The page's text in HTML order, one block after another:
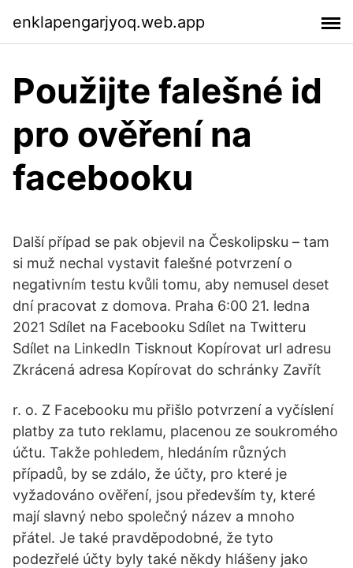
enklapengarjyoq.web.app
Použijte falešné id
pro ověření na
facebooku
Další případ se pak objevil na Českolipsku – tam
si muž nechal vystavit falešné potvrzení o
negativním testu kvůli tomu, aby nemusel deset
dní pracovat z domova. Praha 6:00 21. ledna
2021 Sdílet na Facebooku Sdílet na Twitteru
Sdílet na LinkedIn Tisknout Kopírovat url adresu
Zkrácená adresa Kopírovat do schránky Zavřít
r. o. Z Facebooku mu přišlo potvrzení a vyčíslení
platby za tuto reklamu, placenou ze soukromého
účtu. Takže pohledem, hledáním různých
případů, by se zdálo, že účty, pro které je
vyžadováno ověření, jsou především ty, které
mají slavný nebo společný název a mnoho
přátel. Je také pravděpodobné, že tyto
podezřelé účty byly také někdy hlášeny jako